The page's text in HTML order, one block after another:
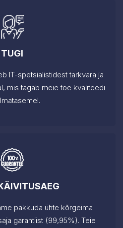
TUGI
IT-spetsialistidest tarkvara ja
mis tagab meie toe kvaliteedi
pakkuda ühte kõrgeima
garantiist (99,95%). Teie